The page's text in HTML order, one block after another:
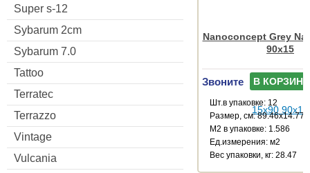
Super s-12
Sybarum 2cm
Sybarum 7.0
Tattoo
Terratec
Terrazzo
Vintage
Vulcania
Nanoconcept Grey
90x15
Звоните В КОРЗИНУ
Шт.в упаковке: 12
Размер, см: 89.46x14.77
М2 в упаковке: 1.586
Ед.измерения: м2
Веc упаковки, кг: 28.47